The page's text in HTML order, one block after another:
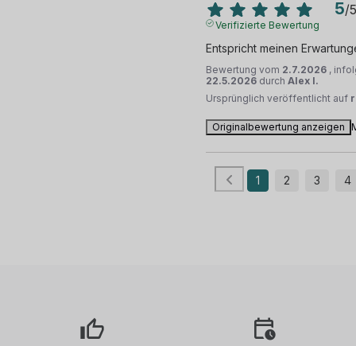
5/5
Verifizierte Bewertung
Entspricht meinen
Bewertung vom 2.7.2026 ,
22.5.2026 durch Alex I.
Ursprünglich veröffentlicht auf
Originalbewertung anzeigen
1 2 3 4